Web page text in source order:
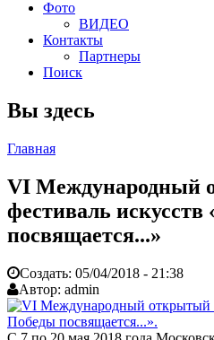
Фото
ВИДЕО
Контакты
Партнеры
Поиск
Вы здесь
Главная
VI Международный
фестиваль
посвящается...»
Создать: 05/04/2018 - 21:38
Автор: admin